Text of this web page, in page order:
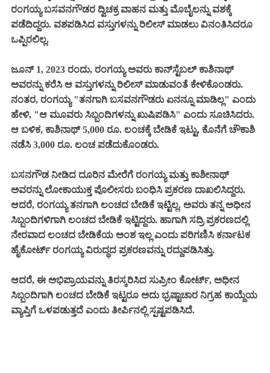
ರಂಗಯ್ಯ ಬಸವನಗೌಡರ ದ್ವಿಚಕ್ರ ವಾಹನ ಮತ್ತು ಮೊಬೈಲನ್ನು ವಶಕ್ಕೆ
ಪಡೆದಿದ್ದರು. ವಶಪಡಿಸಿದ ವಸ್ತುಗಳನ್ನು ರಿಲೀಸ್ ಮಾಡಲು ವಿನಂತಿಸಿದರೂ
ಒಪ್ಪಿರಲಿಲ್ಲ.
ಜೂನ್ 1, 2023 ರಂದು, ರಂಗಯ್ಯ ಅವರು ಕಾನ್‌ಸ್ಟೆಬಲ್ ಕಾಶಿನಾಥ್
ಅವರನ್ನು ಕರೆಸಿ ಆ ವಸ್ತುಗಳನ್ನು ರಿಲೀಸ್ ಮಾಡುವಂತೆ ಕೇಳಿಕೊಂಡರು.
ನಂತರ, ರಂಗಯ್ಯ "ತನಗಾಗಿ ಬಸವನಗೌಡರುಏನನ್ನೂ ಮಾಡಿಲ್ಲ" ಎಂದು
ಹೇಳಿ, "ಆ ಮೂವರು ಸಿಬ್ಬಂದಿಗಳನ್ನು ಖುಷಿಪಡಿಸಿ" ಎಂದು ಸೂಚಿಸಿದರು.
ಆ ಬಳಿಕ, ಕಾಶಿನಾಥ್ 5,000 ರೂ. ಲಂಚಕ್ಕೆ ಬೇಡಿಕೆ ಇಟ್ಟು, ಕೊನೆಗೆ ಚೌಕಾಶಿ
ನಡೆಸಿ 3,000 ರೂ. ಲಂಚ ಪಡೆದುಕೊಂಡರು.
ಬಸನಗೌಡ ನೀಡಿದ ದೂರಿನ ಮೇರೆಗೆ ರಂಗಯ್ಯ ಮತ್ತು ಕಾಶೀನಾಥ್
ಅವರನ್ನು ಲೋಕಾಯುಕ್ತ ಪೊಲೀಸರು ಬಂಧಿಸಿ ಪ್ರಕರಣ ದಾಖಲಿಸಿದ್ದರು.
ಆದರೆ, ರಂಗಯ್ಯ ತನಗಾಗಿ ಲಂಚದ ಬೇಡಿಕೆ ಇಟ್ಟಿಲ್ಲ. ಅವರು ತನ್ನ ಅಧೀನ
ಸಿಬ್ಬಂದಿಗಳಿಗಾಗಿ ಲಂಚದ ಬೇಡಿಕೆ ಇಟ್ಟಿದ್ದರು. ಹಾಗಾಗಿ ಸದ್ರಿ ಪ್ರಕರಣದಲ್ಲಿ
ನೇರವಾದ ಲಂಚದ ಬೇಡಿಕೆಯ ಅಂಶ ಇಲ್ಲ ಎಂದು ಪರಿಗಣಿಸಿ ಕರ್ನಾಟಕ
ಹೈಕೋರ್ಟ್‌ ರಂಗಯ್ಯ ವಿರುದ್ಧದ ಪ್ರಕರಣವನ್ನು ರದ್ದುಪಡಿಸಿತ್ತು.
ಆದರೆ, ಈ ಅಭಿಪ್ರಾಯವನ್ನು ತಿರಸ್ಕರಿಸಿದ ಸುಪ್ರೀಂ ಕೋರ್ಟ್, ಅಧೀನ
ಸಿಬ್ಬಂದಿಗಾಗಿ ಲಂಚದ ಬೇಡಿಕೆ ಇಟ್ಟರೂ ಅದು ಭ್ರಷ್ಟಾಚಾರ ನಿಗ್ರಹ ಕಾಯ್ದೆಯ
ವ್ಯಾಪ್ತಿಗೆ ಒಳಪಡುತ್ತದೆ ಎಂದು ತೀರ್ಪಿನಲ್ಲಿ ಸ್ಪಷ್ಟಪಡಿಸಿದೆ.